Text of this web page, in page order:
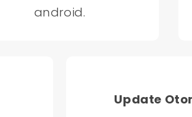
android.
Update